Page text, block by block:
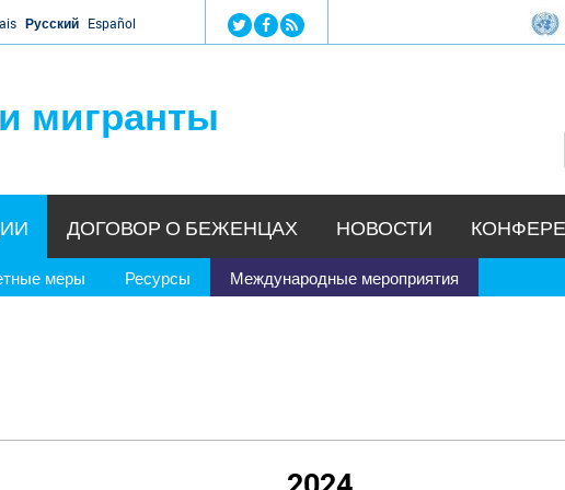
Jump to navigation
Русский Español
мигранты
меры Ресурсы Международные мероприятия
ДОГОВОР О БЕЖЕНЦАХ НОВОСТИ